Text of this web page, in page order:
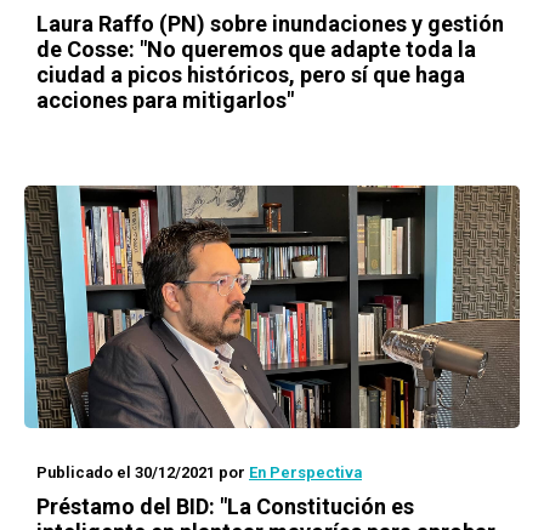
Laura Raffo (PN) sobre inundaciones y gestión
de Cosse: "No queremos que adapte toda la
ciudad a picos históricos, pero sí que haga
acciones para mitigarlos"
Publicado el 30/12/2021 por En Perspectiva
Préstamo del BID: "La Constitución es